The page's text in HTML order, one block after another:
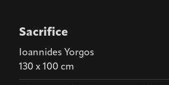
Sacrifice
Ioannides Yorgos
130 x 100 cm